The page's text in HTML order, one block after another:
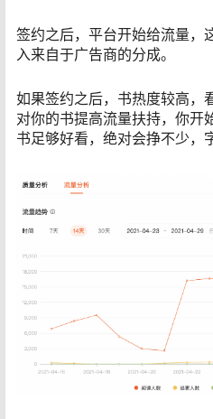
签约之后，平台开始给流量，
入来自于广告商的分成。
如果签约之后，书热度较高，
对你的书提高流量扶持，你开
书足够好看，绝对会挣不少，